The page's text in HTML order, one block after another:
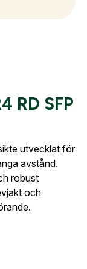
RD SFP
utvecklat för
avstånd.
robust
och
smidig
i
kontot är